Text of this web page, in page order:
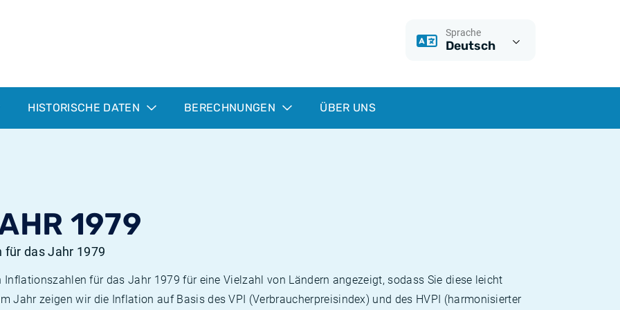
Sprache
Deutsch
HISTORISCHE DATEN BERECHNUNGEN ÜBER UNS
1979
das Jahr 1979
für das Jahr 1979 für eine Vielzahl von Ländern angezeigt, sodass Sie diese leicht
Jahr zeigen wir die Inflation auf Basis des VPI (Verbraucherpreisindex) und des HVPI (harmonisierter